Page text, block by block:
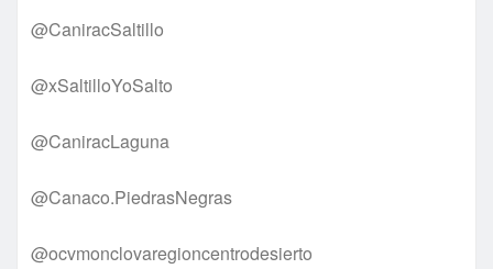
@CaniracSaltillo
@xSaltilloYoSalto
@CaniracLaguna
@Canaco.PiedrasNegras
@ocvmonclovaregioncentrodesierto